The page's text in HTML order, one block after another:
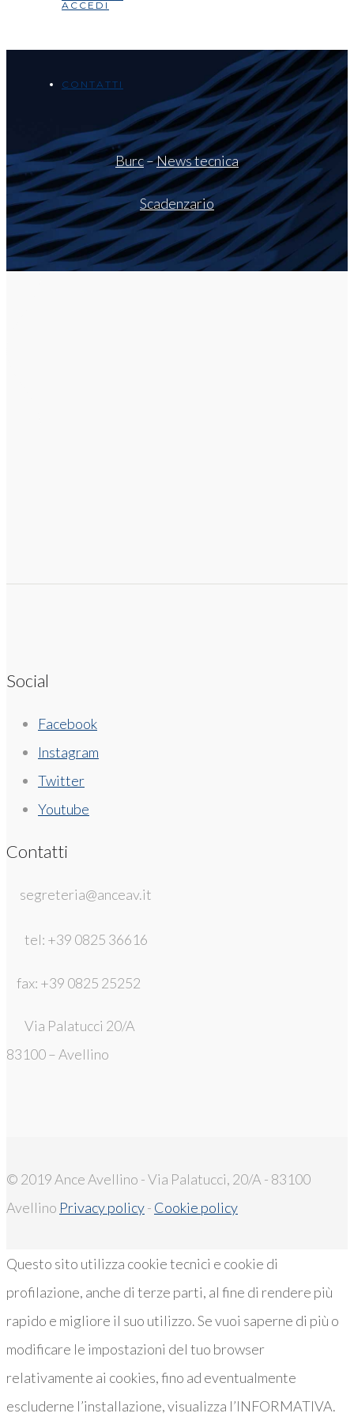
ACCEDI
CONTATTI
Burc–News tecnica
Scadenzario
Social
Facebook
Instagram
Twitter
Youtube
Contatti
segreteria@anceav.it
tel: +39 0825 36616
fax: +39 0825 25252
Via Palatucci 20/A
83100 – Avellino
© 2019 Ance Avellino - Via Palatucci, 20/A - 83100
Avellino Privacy policy- Cookie policy
Questo sito utilizza cookie tecnici e cookie di
profilazione, anche di terze parti, al fine di rendere più
rapido e migliore il suo utilizzo. Se vuoi saperne di più o
modificare le impostazioni del tuo browser
relativamente ai cookies, fino ad eventualmente
escluderne l’installazione, visualizza l’INFORMATIVA.